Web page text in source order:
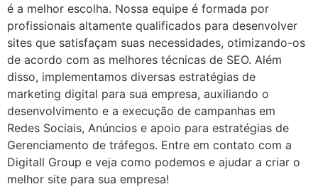
é a melhor escolha. Nossa equipe é formada por
profissionais altamente qualificados para desenvolver
sites que satisfaçam suas necessidades, otimizando-os
de acordo com as melhores técnicas de SEO. Além
disso, implementamos diversas estratégias de
marketing digital para sua empresa, auxiliando o
desenvolvimento e a execução de campanhas em
Redes Sociais, Anúncios e apoio para estratégias de
Gerenciamento de tráfegos. Entre em contato com a
Digitall Group e veja como podemos e ajudar a criar o
melhor site para sua empresa!